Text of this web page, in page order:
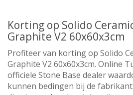
Korting op Solido
Graphite V2 60x60x3cm
Profiteer van korting op Solido
Graphite V2 60x60x3cm. Online
officiele Stone Base dealer
kunnen bedingen bij de